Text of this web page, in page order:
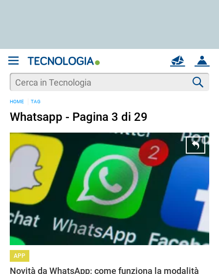
ACCOUNT
MAIL
HOME TAG
Whatsapp - Pagina 3 di 29
APP
Novità da WhatsApp: come funziona la modalità